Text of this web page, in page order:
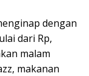
dengan
dari Rp,
malam
makanan